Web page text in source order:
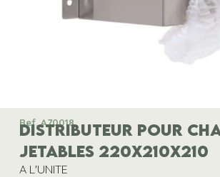
Ref. A70018
DISTRIBUTEUR POUR
JETABLES 220x210x210
A L'UNITE